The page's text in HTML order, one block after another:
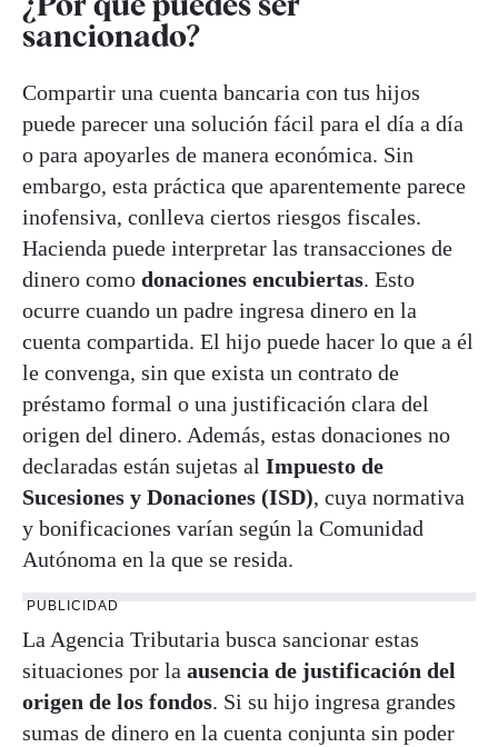
sancionado?
Compartir una cuenta bancaria con tus hijos
puede parecer una solución fácil para el día a día
o para apoyarles de manera económica. Sin
embargo, esta práctica que aparentemente parece
inofensiva, conlleva ciertos riesgos fiscales.
Hacienda puede interpretar las transacciones de
dinero como donaciones encubiertas. Esto
ocurre cuando un padre ingresa dinero en la
cuenta compartida. El hijo puede hacer lo que a él
le convenga, sin que exista un contrato de
préstamo formal o una justificación clara del
origen del dinero. Además, estas donaciones no
declaradas están sujetas al Impuesto de
Sucesiones y Donaciones (ISD), cuya normativa
y bonificaciones varían según la Comunidad
Autónoma en la que se resida.
PUBLICIDAD
La Agencia Tributaria busca sancionar estas
situaciones por la ausencia de justificación del
origen de los fondos. Si su hijo ingresa grandes
sumas de dinero en la cuenta conjunta sin poder